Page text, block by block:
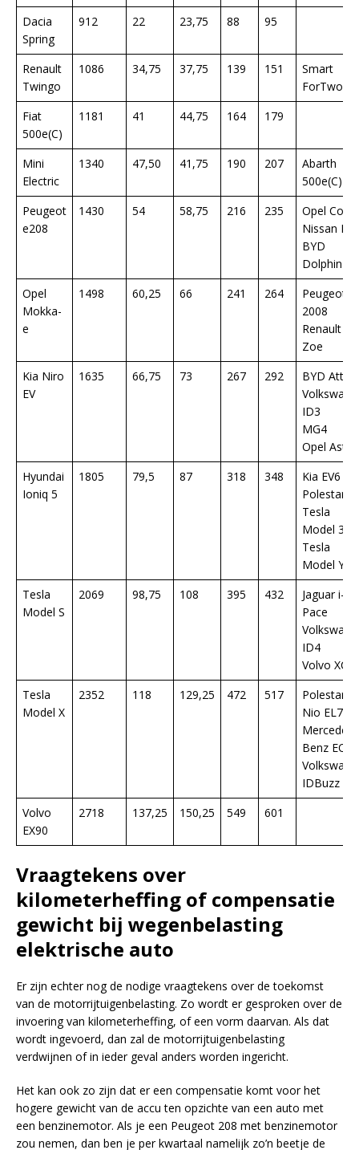
Dacia
Spring
912 22 23,75 88 95
Renault
Twingo
1086 34,75 37,75 139 151
Smart
ForTwo
Fiat
500e(C)
1181 41 44,75 164 179
Mini
Electric
1340 47,50 41,75 190 207
Abarth
500e(C)
Peugeot
e208
1430 54 58,75 216 235
Opel Corsa
Nissan
BYD
Dolphin
Opel
Mokka-
e
1498 60,25 66 241 264
Peugeot e-
2008
Renault
Zoe
Kia Niro
EV
1635 66,75 73 267 292
BYD Atto
ID3
MG4
Opel Astra
Hyundai
Ioniq 5
1805 79,5 87 318 348
Kia EV6
Polestar 2
Tesla
Model 3
Tesla
Model Y
Tesla
Model S
2069 98,75 108 395 432
Jaguar i-
Pace
ID4
Volvo
Tesla
Model X
2352 118 129,25 472 517
Polestar 3
Nio EL7
Mercedes-
Benz EQS
IDBuzz
Volvo
EX90
2718 137,25 150,25 549 601
Vraagtekens over
kilometerheffing of compensatie
gewicht bij wegenbelasting
elektrische auto
Er zijn echter nog de nodige vraagtekens over de toekomst
van de motorrijtuigenbelasting. Zo wordt er gesproken over de
invoering van kilometerheffing, of een vorm daarvan. Als dat
wordt ingevoerd, dan zal de motorrijtuigenbelasting
verdwijnen of in ieder geval anders worden ingericht.
Het kan ook zo zijn dat er een compensatie komt voor het
hogere gewicht van de accu ten opzichte van een auto met
een benzinemotor. Als je een Peugeot 208 met benzinemotor
zou nemen, dan ben je per kwartaal namelijk zo’n beetje de